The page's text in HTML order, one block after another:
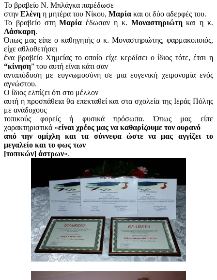
Το βραβείο Ν. Μπλάγκα παρέδωσε
στην Ελένη η μητέρα του Νίκου, Μαρία και οι δύο αδερφές του.
Το βραβείο στηΜαρία έδωσαν η κ. Μοναστηριώτηκαι η κ.
Λάσκαρη.
Όπως μας είπε ο καθηγητής ο κ. Μοναστηριώτης, φαρμακοποιός,
είχε αθλοθετήσει
ένα βραβείο Χημείας το οποίο είχε κερδίσει ο ίδιος τότε, έτσι η
“κίνηση” του αυτή είναι κάτι σαν
ανταπόδοση με ευγνωμοσύνη σε μια ευγενική χειρονομία ενός
αγνώστου.
Ο ίδιος ελπίζει ότι στο μέλλον
αυτή η προσπάθεια θα επεκταθεί και στα σχολεία της Ιεράς Πόλης
με ανάδοχους
τοπικούς φορείς ή φυσικά πρόσωπα. Όπως μας είπε
χαρακτηριστικά «είναι χρέος μας να καθαρίζουμε τον ουρανό
από την ομίχλη και τα σύννεφα ώστε να μας αγγίζει το
μεγαλείο και το φως των
[τοπικών] άστρων».